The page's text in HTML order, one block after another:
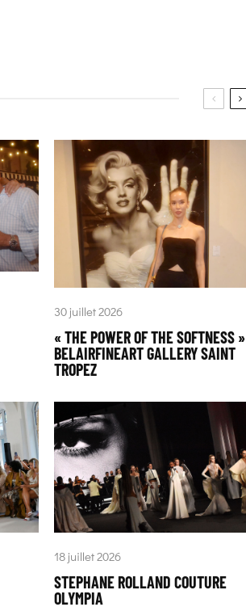
30 juillet 2026
« THE POWER OF THE SOFTNESS »
BELAIRFINEART GALLERY SAINT
TROPEZ
18 juillet 2026
STEPHANE ROLLAND COUTURE
OLYMPIA